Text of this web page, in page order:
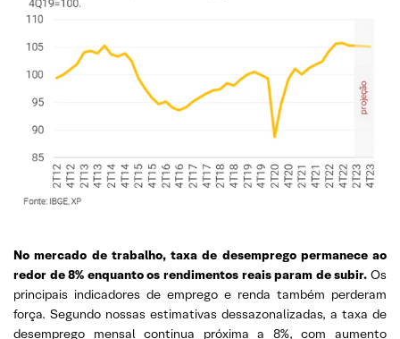
No mercado de trabalho, taxa de desemprego permanece ao
redor de 8% enquanto os rendimentos reais param de subir. Os
principais indicadores de emprego e renda também perderam
força. Segundo nossas estimativas dessazonalizadas, a taxa de
desemprego mensal continua próxima a 8%, com aumento